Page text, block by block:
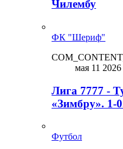
Чилембу
ФК "Шериф"
мая 11 2026
Лига 7777 -
«Зимбру». 1-
Футбол